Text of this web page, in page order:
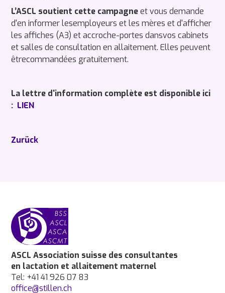
L’ASCL soutient cette campagneet vous demande
d'en informer lesemployeurs et les mères et d'afficher
les affiches (A3) et accroche-portes dansvos cabinets
et salles de consultation en allaitement. Elles peuvent
êtrecommandées gratuitement.
La lettre d'information complète est disponible ici
: LIEN
Zurück
ASCL Association suisse des consultantes
en lactation et allaitement maternel
Tel: +41 41 926 07 83
office@stillen.ch